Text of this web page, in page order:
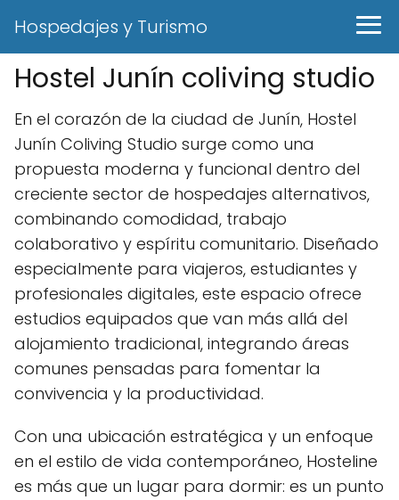
Hospedajes y Turismo
Hostel Junín coliving studio
En el corazón de la ciudad de Junín, Hostel
Junín Coliving Studio surge como una
propuesta moderna y funcional dentro del
creciente sector de hospedajes alternativos,
combinando comodidad, trabajo
colaborativo y espíritu comunitario. Diseñado
especialmente para viajeros, estudiantes y
profesionales digitales, este espacio ofrece
estudios equipados que van más allá del
alojamiento tradicional, integrando áreas
comunes pensadas para fomentar la
convivencia y la productividad.
Con una ubicación estratégica y un enfoque
en el estilo de vida contemporáneo, Hosteline
es más que un lugar para dormir: es un punto